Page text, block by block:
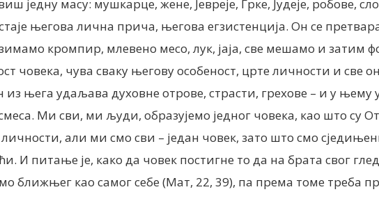
једну масу: мушкарце, жене, Јевреје, Грке, Јудеје, робове,
његова лична прича, његова егзистенција. Он се
кромпир, млевено месо, лук, јаја, све мешамо и затим
човека, чува сваку његову особеност, црте личности и све
њега удаљава духовне отрове, страсти, грехове – и у њему
Ми сви, ми људи, образујемо једног човека, као што су
али ми смо сви – један човек, зато што смо
И питање је, како да човек постигне то да на брата свог
ближњег као самог себе (Мат, 22, 39), па према томе треба